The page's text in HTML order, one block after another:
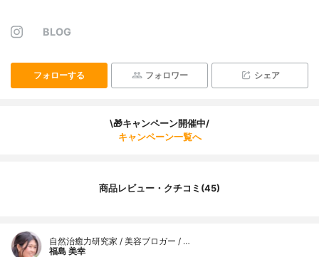
BLOG
フォローする フォロワー シェア
\🎁キャンペーン開催中/
キャンペーン一覧へ
商品レビュー・クチコミ(45)
自然治癒力研究家 / 美容ブロガー / …
福島 美幸